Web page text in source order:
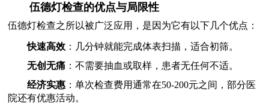
伍德灯检查的优点与局限性
伍德灯检查之所以被广泛应用，是因为它有以下几个优点：
快速高效 ：几分钟就能完成体表扫描，适合初筛。
无创无痛 ：不需要抽血或取样，患者无任何不适。
经济实惠 ：单次检查费用通常在50-200元之间，部分医
院还有优惠活动。